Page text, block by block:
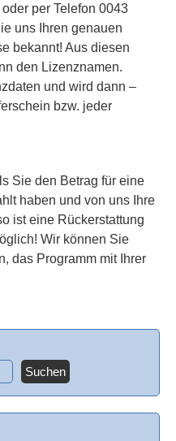
per Telefon 0043
uns Ihren genauen
bekannt! Aus diesen
den Lizenznamen.
und wird dann –
bzw. jeder
Sie den Betrag für eine
haben und von uns Ihre
ist eine Rückerstattung
Wir können Sie
das Programm mit Ihrer
Suchen